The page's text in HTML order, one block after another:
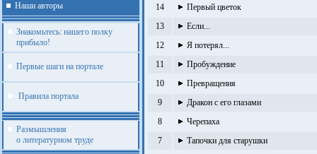
Наши авторы
Знакомьтесь: нашего полку
прибыло!
Первые шаги на портале
Правила портала
Размышления
о литературном труде
14
Первый цветок
13
Если...
12
Я потерял...
11
Пробуждение
10
Превращения
9
Дракон с его глазами
8
Черепаха
7
Тапочки для старушки